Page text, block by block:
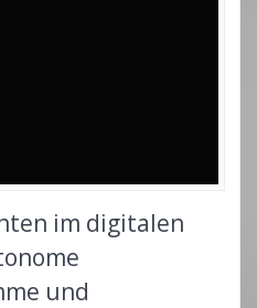
im digitalen
und